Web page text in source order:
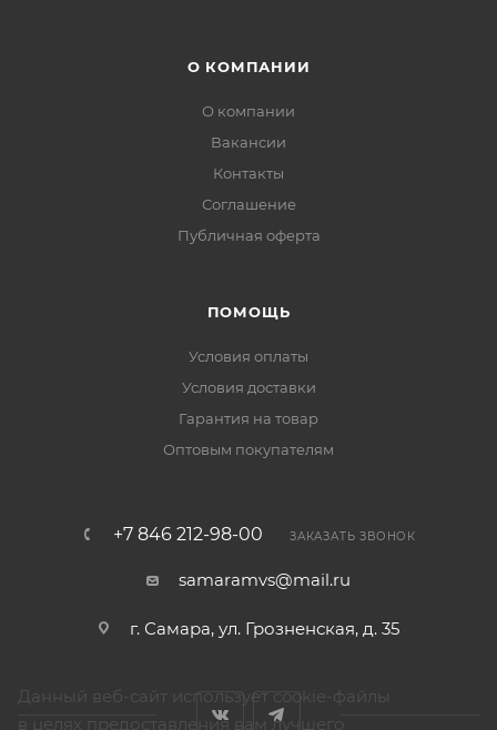
О КОМПАНИИ
О компании
Вакансии
Контакты
Соглашение
Публичная оферта
ПОМОЩЬ
Условия оплаты
Условия доставки
Гарантия на товар
Оптовым покупателям
+7 846 212-98-00 ЗАКАЗАТЬ ЗВОНОК
samaramvs@mail.ru
г. Самара, ул. Грозненская, д. 35
Данный веб-сайт использует cookie-файлы
в целях предоставления вам лучшего